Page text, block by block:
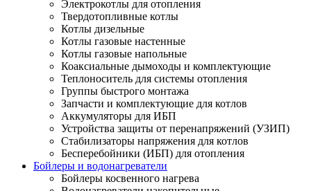
Электрокотлы для отопления
Твердотопливные котлы
Котлы дизельные
Котлы газовые настенные
Котлы газовые напольные
Коаксиальные дымоходы и комплектующие
Теплоноситель для системы отопления
Группы быстрого монтажа
Запчасти и комплектующие для котлов
Аккумуляторы для ИБП
Устройства защиты от перенапряжений (УЗИП)
Стабилизаторы напряжения для котлов
Бесперебойники (ИБП) для отопления
Бойлеры и водонагреватели
Бойлеры косвенного нагрева